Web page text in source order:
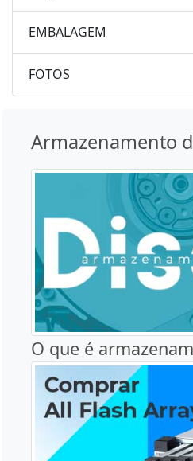
EMBALAGEM
FOTOS
Armazenamento
O que é